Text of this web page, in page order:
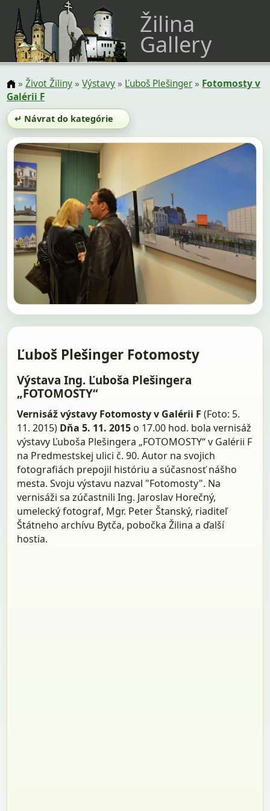
Žilina
Gallery
»Život Žiliny»Výstavy» Ľuboš Plešinger» Fotomosty v
Galérii F
↵ Návrat do kategórie
Ľuboš Plešinger Fotomosty
Výstava Ing. Ľuboša Plešingera
„FOTOMOSTY“
Vernisáž výstavy Fotomosty v Galérii F (Foto: 5.
11. 2015) Dňa 5. 11. 2015o 17.00 hod. bola vernisáž
výstavy Ľuboša Plešingera „FOTOMOSTY“ v Galérii F
na Predmestskej ulici č. 90. Autor na svojich
fotografiách prepojil históriu a súčasnosť nášho
mesta. Svoju výstavu nazval "Fotomosty". Na
vernisáži sa zúčastnili Ing. Jaroslav Horečný,
umelecký fotograf, Mgr. Peter Štanský, riaditeľ
Štátneho archívu Bytča, pobočka Žilina a ďalší
hostia.